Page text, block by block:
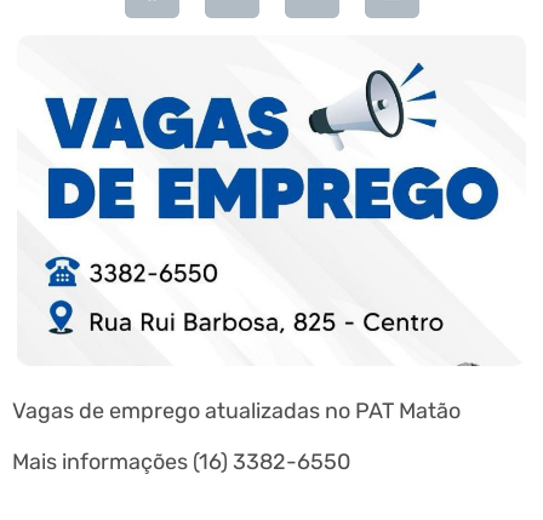
Vagas de emprego atualizadas no PAT Matão
Mais informações (16) 3382-6550